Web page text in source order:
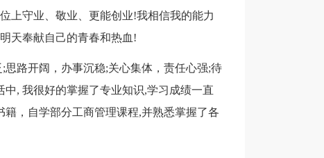
上守业、敬业、更能创业!我相信我的能力
天奉献自己的青春和热血!
路开阔，办事沉稳;关心集体，责任心强;待
, 我很好的掌握了专业知识,学习成绩一直
，自学部分工商管理课程,并熟悉掌握了各